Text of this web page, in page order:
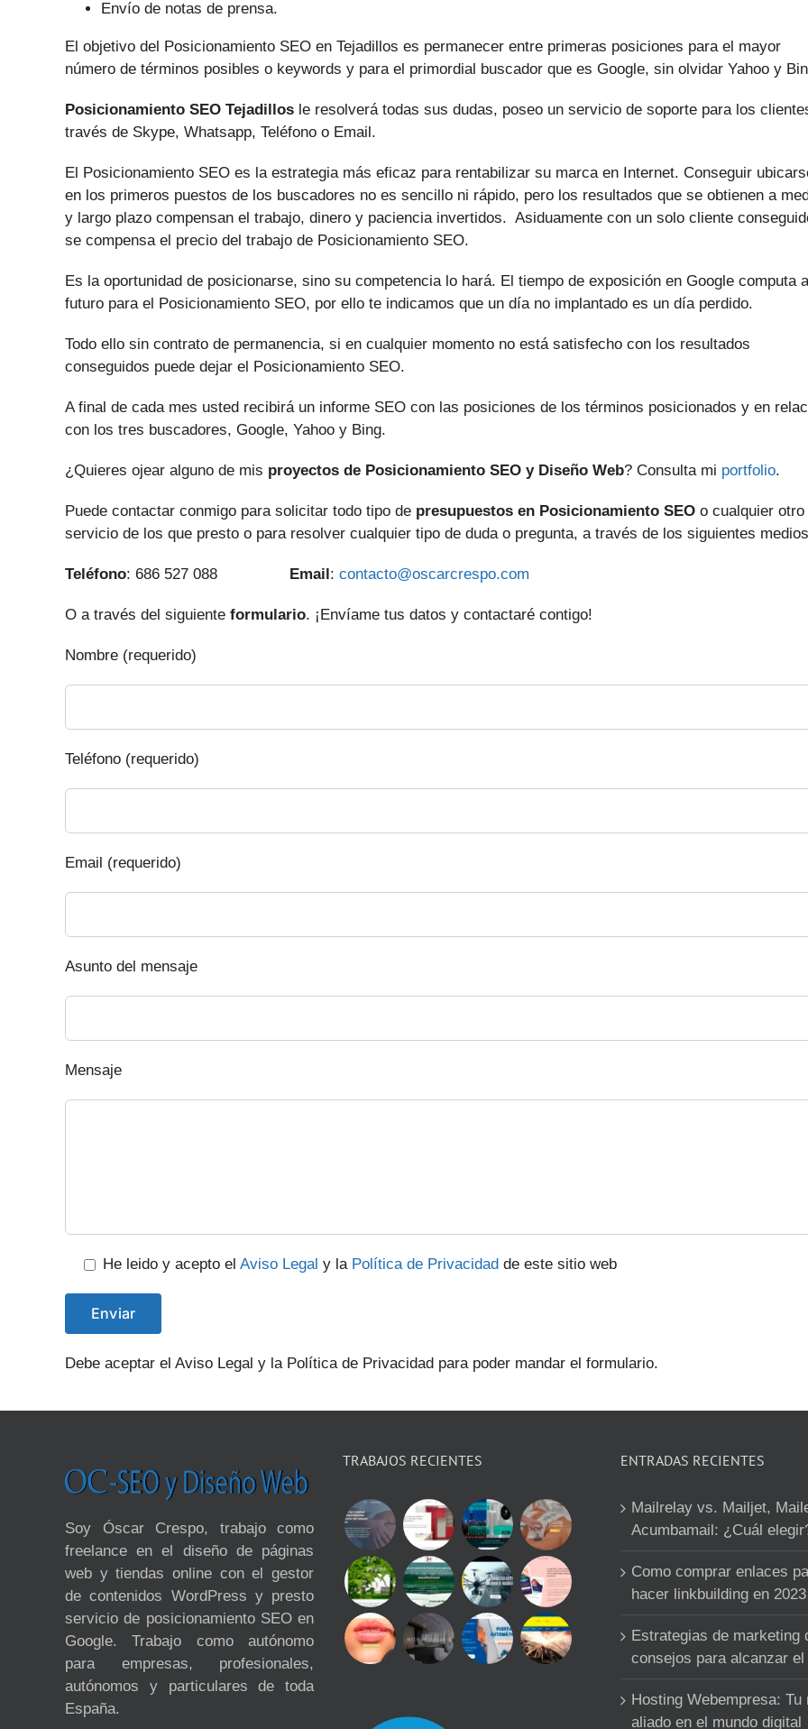
Envío de notas de prensa.
El objetivo del Posicionamiento SEO en Tejadillos es permanecer entre primeras posiciones para el mayor
número de tér­minos posibles o keywords y para el primordial buscador que es Google, sin olvidar Yahoo y
Posicionamiento SEO Tejadillos le resolverá todas sus dudas, poseo un servicio de soporte para los
través de Skype, Whatsapp, Teléfono o Email.
El Posicionamiento SEO es la estrategia más eficaz para rentabilizar su marca en Internet. Conseguir
en los primeros puestos de los buscadores no es sencillo ni rápido, pero los resultados que se obtienen a
y largo plazo compensan el trabajo, dinero y paciencia invertidos. Asiduamente con un solo cliente
se compensa el precio del trabajo de Posicionamiento SEO.
Es la oportunidad de posicionarse, sino su competencia lo hará. El tiempo de exposición en Google computa a
futuro para el Posicionamiento SEO, por ello te indicamos que un día no implantado es un día perdido.
Todo ello sin contrato de permanencia, si en cualquier momento no está satisfecho con los resultados
conseguidos puede dejar el Posicionamiento SEO.
A final de cada mes usted recibirá un informe SEO con las posiciones de los términos posicionados y en
con los tres buscadores, Google, Yahoo y Bing.
¿Quieres ojear alguno de mis proyectos de Posicionamiento SEO y Diseño Web? Consulta mi portfolio.
Puede contactar conmigo para solicitar todo tipo de presupuestos en Posicionamiento SEO o cualquier otro
servicio de los que presto o para resolver cualquier tipo de duda o pregunta, a través de los siguientes
Teléfono: 686 527 088 Email: contacto@oscarcrespo.com
O a través del siguiente formulario. ¡Envíame tus datos y contactaré contigo!
Nombre (requerido)
Teléfono (requerido)
Email (requerido)
Asunto del mensaje
Mensaje
He leido y acepto el Aviso Legal y la Política de Privacidad de este sitio web
Debe aceptar el Aviso Legal y la Política de Privacidad para poder mandar el formulario.
Soy Óscar Crespo, trabajo como
freelance en el diseño de páginas
web y tiendas online con el gestor
de contenidos WordPress y presto
servicio de posicionamiento SEO en
Google. Trabajo como autónomo
para empresas, profesionales,
autónomos y particulares de toda
España.
TRABAJOS RECIENTES ENTRADAS RECIENTES
Mailrelay vs. Mailjet,
Acumbamail: ¿Cuál
Como comprar enlaces
hacer linkbuilding en 2023
Estrategias de marketing
consejos para alcanzar
Hosting Webempresa: Tu
aliado en el mundo digital